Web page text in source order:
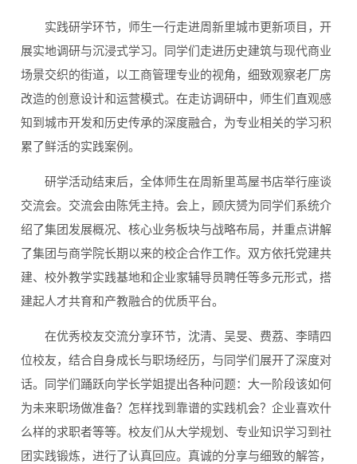
实践研学环节，师生一行走进周新里城市更新项目，开
展实地调研与沉浸式学习。同学们走进历史建筑与现代商业
场景交织的街道，以工商管理专业的视角，细致观察老厂房
改造的创意设计和运营模式。在走访调研中，师生们直观感
知到城市开发和历史传承的深度融合，为专业相关的学习积
累了鲜活的实践案例。
研学活动结束后，全体师生在周新里茑屋书店举行座谈
交流会。交流会由陈凭主持。会上，顾庆赟为同学们系统介
绍了集团发展概况、核心业务板块与战略布局，并重点讲解
了集团与商学院长期以来的校企合作工作。双方依托党建共
建、校外教学实践基地和企业家辅导员聘任等多元形式，搭
建起人才共育和产教融合的优质平台。
在优秀校友交流分享环节，沈清、吴旻、费荔、李晴四
位校友，结合自身成长与职场经历，与同学们展开了深度对
话。同学们踊跃向学长学姐提出各种问题：大一阶段该如何
为未来职场做准备？怎样找到靠谱的实践机会？企业喜欢什
么样的求职者等等。校友们从大学规划、专业知识学习到社
团实践锻炼，进行了认真回应。真诚的分享与细致的解答，